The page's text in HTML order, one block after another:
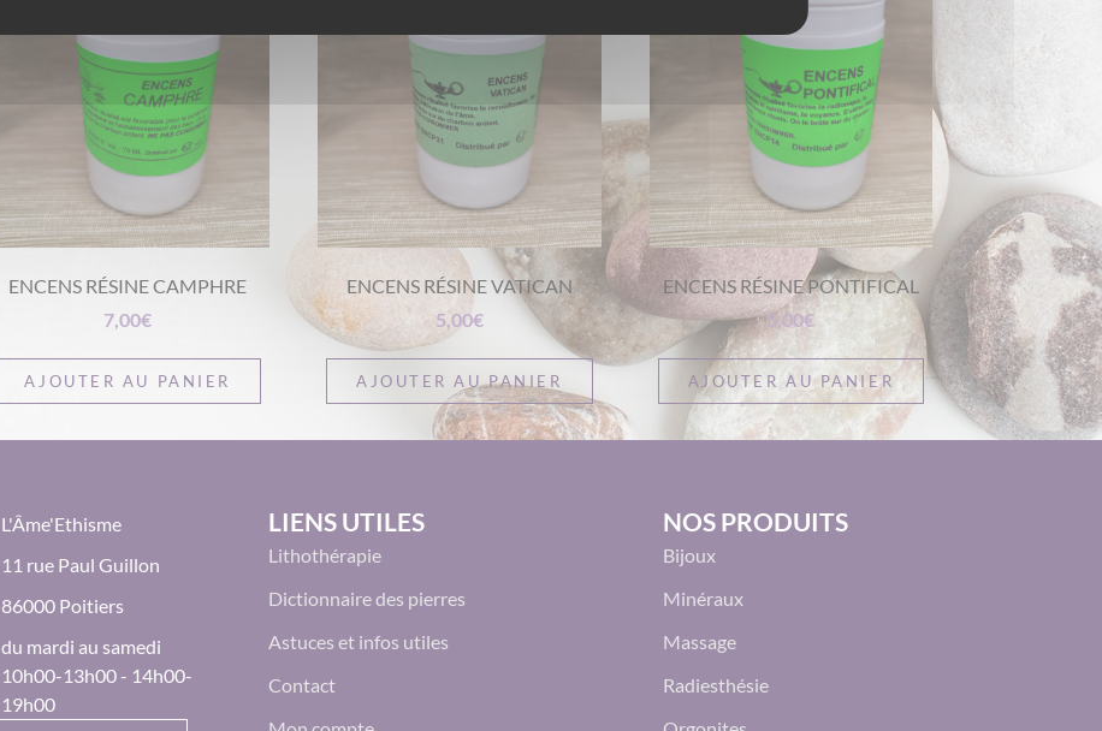
ENCENS RÉSINE CAMPHRE
7,00€
AJOUTER AU PANIER
ENCENS RÉSINE VATICAN
5,00€
AJOUTER AU PANIER
ENCENS RÉSINE PONTIFICAL
5,00€
AJOUTER AU PANIER
L'Âme'Ethisme
11 rue Paul Guillon
86000 Poitiers
du mardi au samedi
10h00-13h00 - 14h00-
19h00
LIENS UTILES
Lithothérapie
Dictionnaire des pierres
Astuces et infos utiles
Contact
NOS PRODUITS
Bijoux
Minéraux
Massage
Radiesthésie